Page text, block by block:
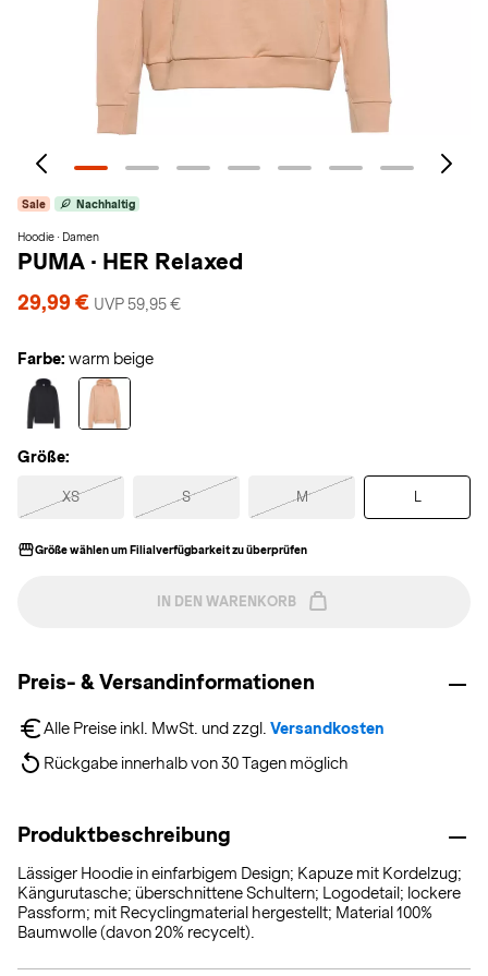
Sale Nachhaltig
Hoodie · Damen
PUMA · HER Relaxed
29,99 € UVP 59,95 €
Farbe: warm beige
Größe:
XS S M L
Größe wählen um Filialverfügbarkeit zu überprüfen
IN DEN WARENKORB
Preis- & Versandinformationen
Alle Preise inkl. MwSt. und zzgl. Versandkosten
Rückgabe innerhalb von 30 Tagen möglich
Produktbeschreibung
Lässiger Hoodie in einfarbigem Design; Kapuze mit Kordelzug;
Kängurutasche; überschnittene Schultern; Logodetail; lockere
Passform; mit Recyclingmaterial hergestellt; Material 100%
Baumwolle (davon 20% recycelt).